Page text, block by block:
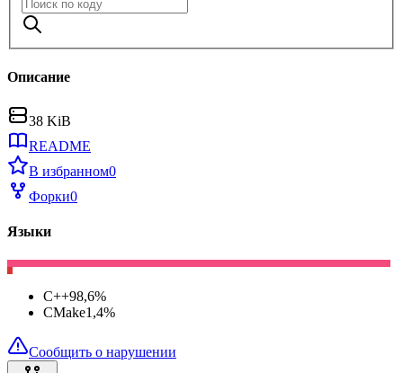
Описание
38 KiB
README
В избранном0
Форки0
Языки
C++98,6%
CMake1,4%
Сообщить о нарушении